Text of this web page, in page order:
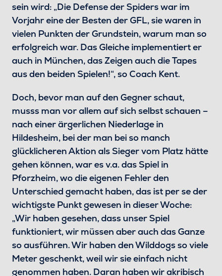
sein wird: „Die Defense der Spiders war im
Vorjahr eine der Besten der GFL, sie waren in
vielen Punkten der Grundstein, warum man so
erfolgreich war. Das Gleiche implementiert er
auch in München, das Zeigen auch die Tapes
aus den beiden Spielen!“, so Coach Kent.
Doch, bevor man auf den Gegner schaut,
musss man vor allem auf sich selbst schauen –
nach einer ärgerlichen Niederlage in
Hildesheim, bei der man bei so manch
glücklicheren Aktion als Sieger vom Platz hätte
gehen können, war es v.a. das Spiel in
Pforzheim, wo die eigenen Fehler den
Unterschied gemacht haben, das ist per se der
wichtigste Punkt gewesen in dieser Woche:
„Wir haben gesehen, dass unser Spiel
funktioniert, wir müssen aber auch das Ganze
so ausführen. Wir haben den Wilddogs so viele
Meter geschenkt, weil wir sie einfach nicht
genommen haben. Daran haben wir akribisch